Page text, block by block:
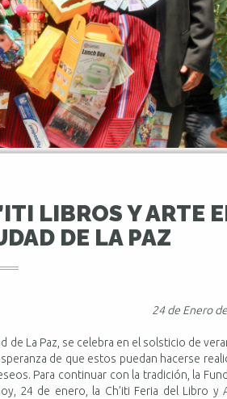
LIBROS Y ARTE
DE LA PAZ
24 de Enero
de La Paz, se celebra en el solsticio de
de que estos puedan hacerse
Para continuar con la tradición, la
24 de enero, la Ch’iti Feria del Libro y